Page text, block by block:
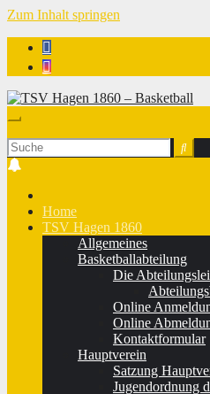
Zum Inhalt springen
Home
TSV Hagen 1860
Allgemeines
Basketballabteilung
Die
Online
Online
Kontaktformular
Hauptverein
Satzung
Jugendordnung